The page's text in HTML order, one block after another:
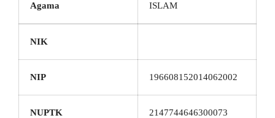
Agama ISLAM
NIK
NIP 196608152014062002
NUPTK 2147744646300073